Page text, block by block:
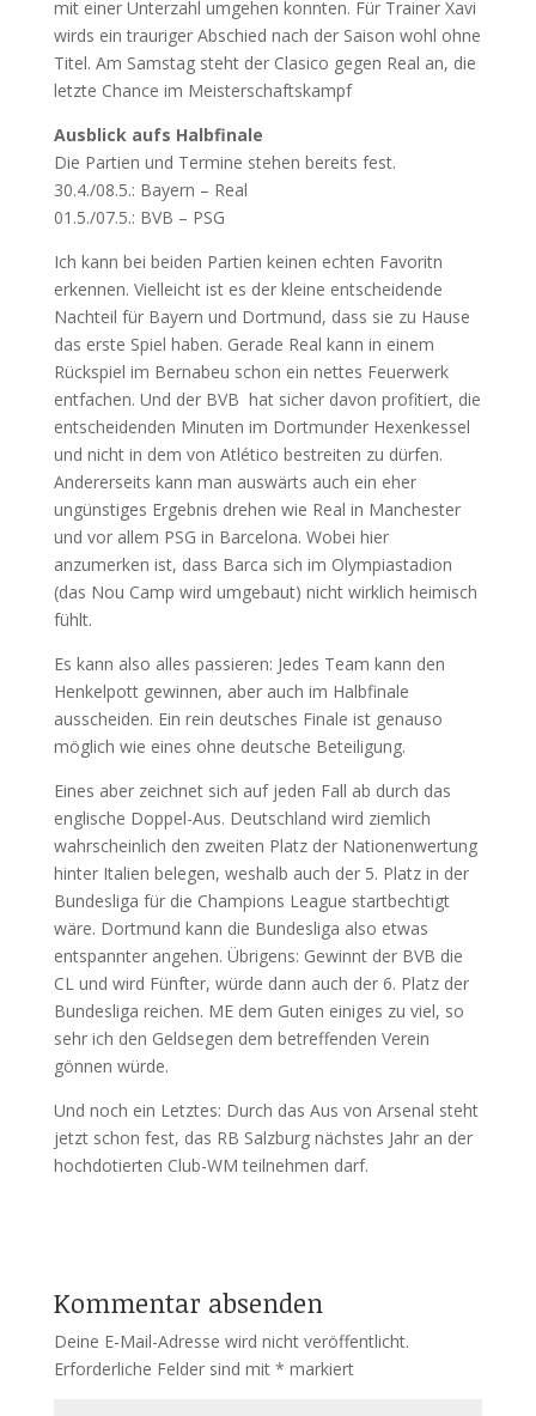
mit einer Unterzahl umgehen konnten. Für Trainer Xavi
wirds ein trauriger Abschied nach der Saison wohl ohne
Titel. Am Samstag steht der Clasico gegen Real an, die
letzte Chance im Meisterschaftskampf
Ausblick aufs Halbfinale
Die Partien und Termine stehen bereits fest.
30.4./08.5.: Bayern – Real
01.5./07.5.: BVB – PSG
Ich kann bei beiden Partien keinen echten Favoritn
erkennen. Vielleicht ist es der kleine entscheidende
Nachteil für Bayern und Dortmund, dass sie zu Hause
das erste Spiel haben. Gerade Real kann in einem
Rückspiel im Bernabeu schon ein nettes Feuerwerk
entfachen. Und der BVB hat sicher davon profitiert, die
entscheidenden Minuten im Dortmunder Hexenkessel
und nicht in dem von Atlético bestreiten zu dürfen.
Andererseits kann man auswärts auch ein eher
ungünstiges Ergebnis drehen wie Real in Manchester
und vor allem PSG in Barcelona. Wobei hier
anzumerken ist, dass Barca sich im Olympiastadion
(das Nou Camp wird umgebaut) nicht wirklich heimisch
fühlt.
Es kann also alles passieren: Jedes Team kann den
Henkelpott gewinnen, aber auch im Halbfinale
ausscheiden. Ein rein deutsches Finale ist genauso
möglich wie eines ohne deutsche Beteiligung.
Eines aber zeichnet sich auf jeden Fall ab durch das
englische Doppel-Aus. Deutschland wird ziemlich
wahrscheinlich den zweiten Platz der Nationenwertung
hinter Italien belegen, weshalb auch der 5. Platz in der
Bundesliga für die Champions League startbechtigt
wäre. Dortmund kann die Bundesliga also etwas
entspannter angehen. Übrigens: Gewinnt der BVB die
CL und wird Fünfter, würde dann auch der 6. Platz der
Bundesliga reichen. ME dem Guten einiges zu viel, so
sehr ich den Geldsegen dem betreffenden Verein
gönnen würde.
Und noch ein Letztes: Durch das Aus von Arsenal steht
jetzt schon fest, das RB Salzburg nächstes Jahr an der
hochdotierten Club-WM teilnehmen darf.
Kommentar absenden
Deine E-Mail-Adresse wird nicht veröffentlicht.
Erforderliche Felder sind mit * markiert